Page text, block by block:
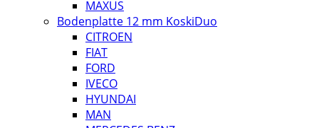
MAXUS
Bodenplatte 12 mm KoskiDuo
CITROEN
FIAT
FORD
IVECO
HYUNDAI
MAN